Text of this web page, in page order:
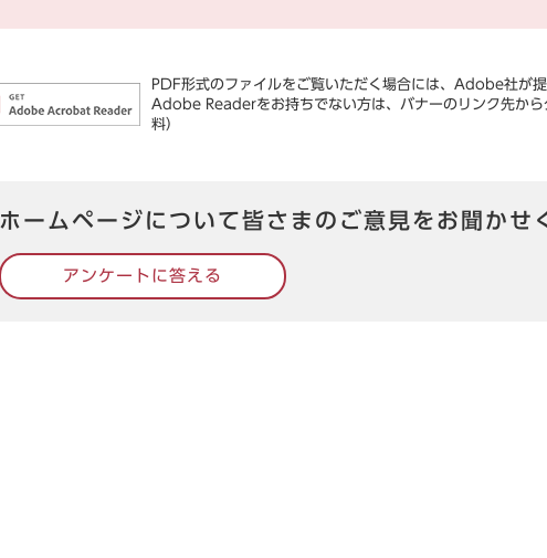
PDF形式のファイルをご覧いただく場合には、Adobe社が
Adobe Readerをお持ちでない方は、バナーのリンク先から
料）
ホームページについて皆さまのご意見をお聞かせ
アンケートに答える